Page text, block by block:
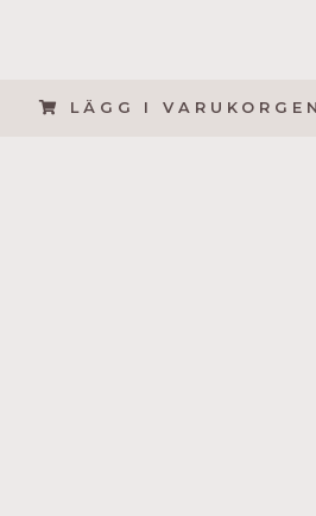
LÄGG I VARUKORGEN